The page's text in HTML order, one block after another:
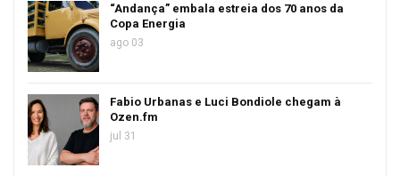
“Andança” embala estreia dos 70 anos da
Copa Energia
ago 03
Fabio Urbanas e Luci Bondiole chegam à
Ozen.fm
jul 31